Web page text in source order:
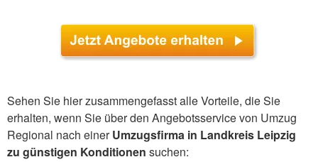
Sehen Sie hier zusammengefasst alle Vorteile, die Sie
erhalten, wenn Sie über den Angebotsservice von Umzug
Regional nach einerUmzugsfirma in Landkreis Leipzig
zu günstigen Konditionen suchen: